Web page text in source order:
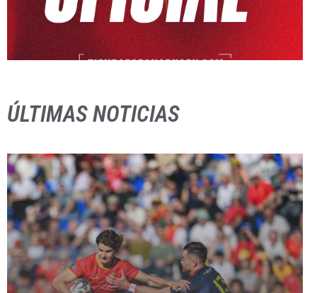
ÚLTIMAS NOTICIAS